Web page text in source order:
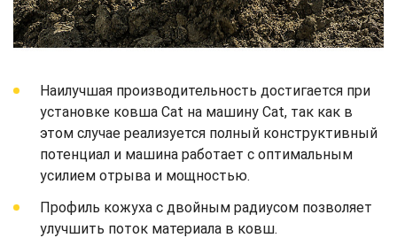
Наилучшая производительность достигается при
установке ковша Cat на машину Cat, так как в
этом случае реализуется полный конструктивный
потенциал и машина работает с оптимальным
усилием отрыва и мощностью.
Профиль кожуха с двойным радиусом позволяет
улучшить поток материала в ковш.